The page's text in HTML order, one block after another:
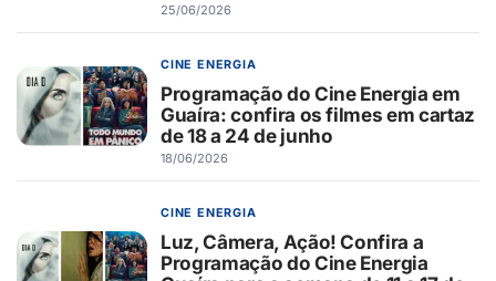
25/06/2026
CINE ENERGIA
Programação do Cine Energia em
Guaíra: confira os filmes em cartaz
de 18 a 24 de junho
18/06/2026
CINE ENERGIA
Luz, Câmera, Ação! Confira a
Programação do Cine Energia